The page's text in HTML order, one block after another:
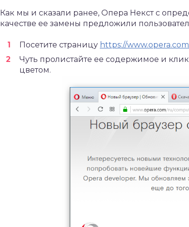
Как мы и сказали ранее, Опера Некст с
качестве ее замены предложили
Посетите страницу https://
Чуть пролистайте ее содержимое и
цветом.